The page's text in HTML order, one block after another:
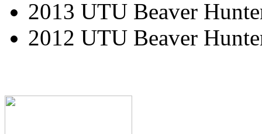
2013 UTU Beaver
2012 UTU Beaver